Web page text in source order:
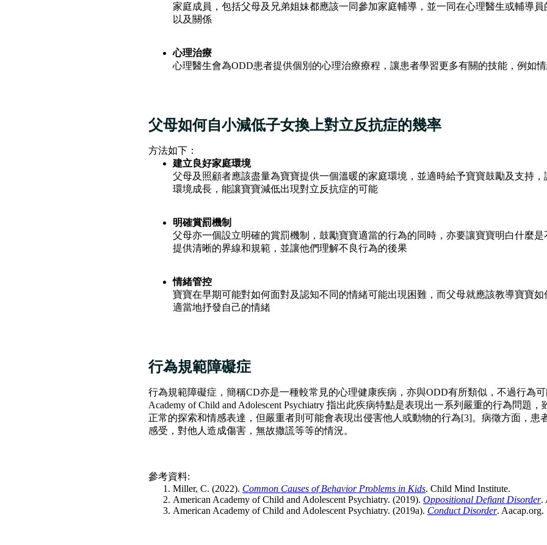
家庭成員，包括父母及兄弟姐妹都應該一同參加家庭輔導，並一同在心理醫生或輔導
以及關係
心理治療
心理醫生會為ODD患者提供個別的心理治療療程，讓患者學習更多有關的技能，例如
父母如何自小減低子女換上對立反抗症的幾率
方法如下：
建立良好家庭環境
父母及照顧者應該盡量為寶寶提供一個溫暖的家庭環境，並適時給予寶寶鼓勵及支持
環境成長，能讓寶寶減低出現對立反抗症的可能
明確賞罰機制
父母亦一個設立明確的賞罰機制，鼓勵寶寶適當的行為的同時，亦要讓寶寶明白什麼
提供清晰的界線和規範，並讓他們理解不良行為的後果
情緒管控
寶寶在早期可能對如何面對及認知不同的情緒可能出現困難，而父母就應該教導寶寶
適當地抒發自己的情緒
行為規範障礙症
行為規範障礙症，簡稱CD亦是一種較常見的心理健康疾病，亦與ODD有所類似，不過行為可
Academy of Child and Adolescent Psychiatry 指出此疾病特點是表現出一系列嚴重的行為問題
正常的探索和情感表達，但嚴重者則可能會表現出侵害他人或動物的行為[3]。病徵方面，患
感受，對他人造成傷害，無故撒謊等等的情況。
參考資料:
Miller, C. (2022). Common Causes of Behavior Problems in Kids. Child Mind Institute.
American Academy of Child and Adolescent Psychiatry. (2019). Oppositional Defiant Disorder.
American Academy of Child and Adolescent Psychiatry. (2019a). Conduct Disorder. Aacap.org.